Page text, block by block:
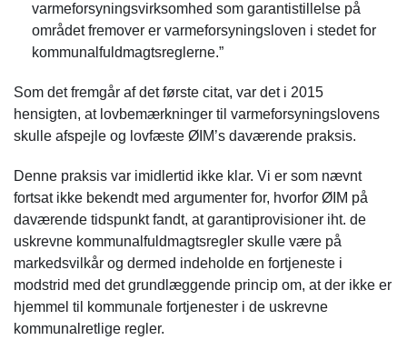
varmeforsyningsvirksomhed som garantistillelse på
området fremover er varmeforsyningsloven i stedet for
kommunalfuldmagtsreglerne.”
Som det fremgår af det første citat, var det i 2015
hensigten, at lovbemærkninger til varmeforsyningslovens
skulle afspejle og lovfæste ØIM’s daværende praksis.
Denne praksis var imidlertid ikke klar. Vi er som nævnt
fortsat ikke bekendt med argumenter for, hvorfor ØIM på
daværende tidspunkt fandt, at garantiprovisioner iht. de
uskrevne kommunalfuldmagtsregler skulle være på
markedsvilkår og dermed indeholde en fortjeneste i
modstrid med det grundlæggende princip om, at der ikke er
hjemmel til kommunale fortjenester i de uskrevne
kommunalretlige regler.